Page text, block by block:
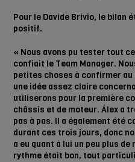
Pour le Davide Brivio, le bilan
positif.
« Nous avons pu tester tout
confiait le Team Manager.
petites choses à confirmer au
une idée assez claire
utiliserons pour la première
châssis et de moteur. Álex a
pas à pas. Il a également été
durant ces trois jours, donc
a eu quant à lui un peu plus
rythme était bon, tout